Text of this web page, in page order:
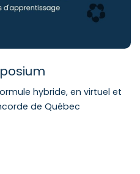
hybride, en virtuel et
de Québec